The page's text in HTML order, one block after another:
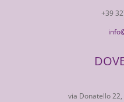
+39
via Donatello